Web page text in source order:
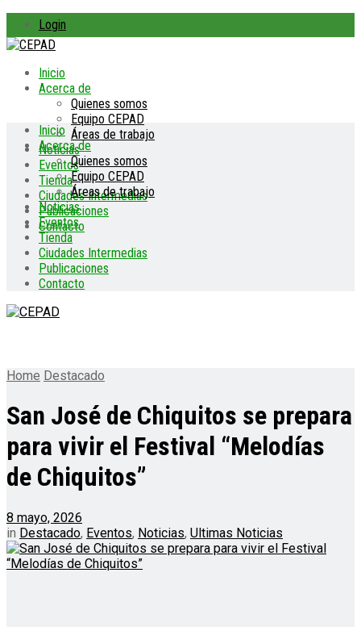
Login
Inicio
Acerca de
Quienes somos
Equipo CEPAD
Áreas de trabajo
Noticias
Eventos
Tienda
Ciudades Intermedias
Publicaciones
Contacto
Inicio
Acerca de
Quienes somos
Equipo CEPAD
Áreas de trabajo
Noticias
Eventos
Tienda
Ciudades Intermedias
Publicaciones
Contacto
Home Destacado
San José de Chiquitos se prepara
para vivir el Festival “Melodías
de Chiquitos”
8 mayo, 2026
in Destacado, Eventos, Noticias, Ultimas Noticias